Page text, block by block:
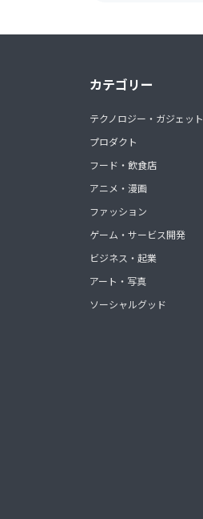
カテゴリー
テクノロジー・ガジェット
プロダクト
フード・飲食店
アニメ・漫画
ファッション
ゲーム・サービス開発
ビジネス・起業
アート・写真
ソーシャルグッド